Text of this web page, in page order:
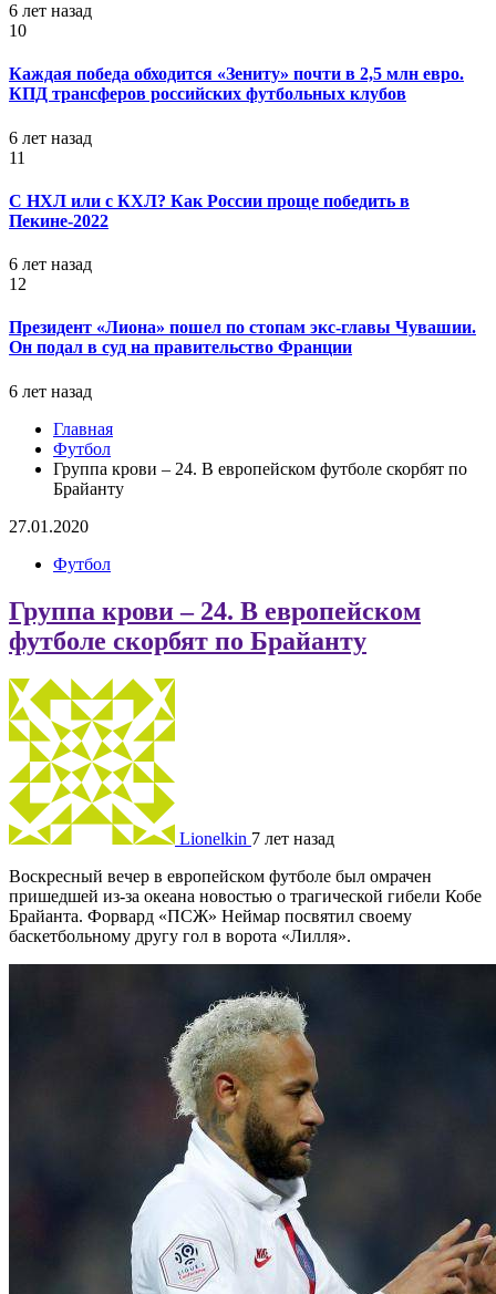
6 лет назад
10
Каждая победа обходится «Зениту» почти в 2,5 млн евро.
КПД трансферов российских футбольных клубов
6 лет назад
11
С НХЛ или с КХЛ? Как России проще победить в
Пекине-2022
6 лет назад
12
Президент «Лиона» пошел по стопам экс-главы Чувашии.
Он подал в суд на правительство Франции
6 лет назад
Главная
Футбол
Группа крови – 24. В европейском футболе скорбят по
Брайанту
27.01.2020
Футбол
Группа крови – 24. В европейском
футболе скорбят по Брайанту
Lionelkin 7 лет назад
Воскресный вечер в европейском футболе был омрачен
пришедшей из-за океана новостью о трагической гибели Кобе
Брайанта. Форвард «ПСЖ» Неймар посвятил своему
баскетбольному другу гол в ворота «Лилля».